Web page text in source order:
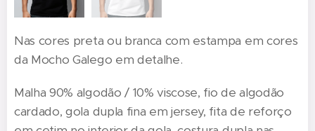
Nas cores preta ou branca com estampa em cores
da Mocho Galego em detalhe.
Malha 90% algodão / 10% viscose, fio de algodão
cardado, gola dupla fina em jersey, fita de reforço